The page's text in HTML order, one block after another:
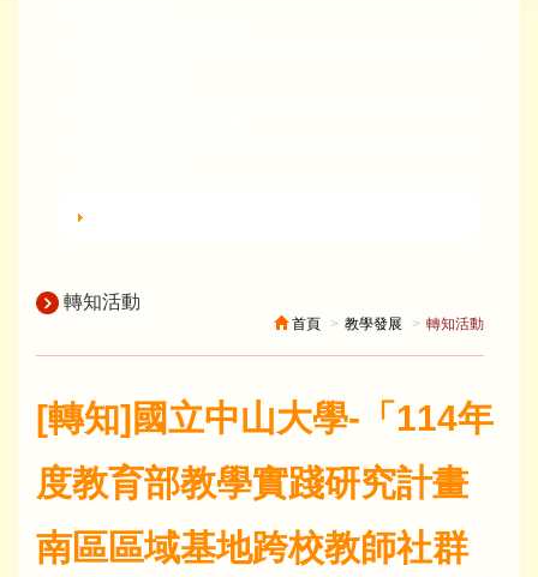
轉知活動
首頁 教學發展 轉知活動
[轉知]國立中山大學-「114年
度教育部教學實踐研究計畫
南區區域基地跨校教師社群